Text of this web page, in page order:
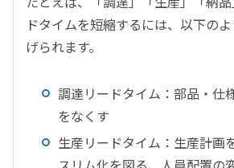
ドタイムを短縮するには、以下の
げられます。
調達リードタイム：部品・仕
をなくす
生産リードタイム：生産計画